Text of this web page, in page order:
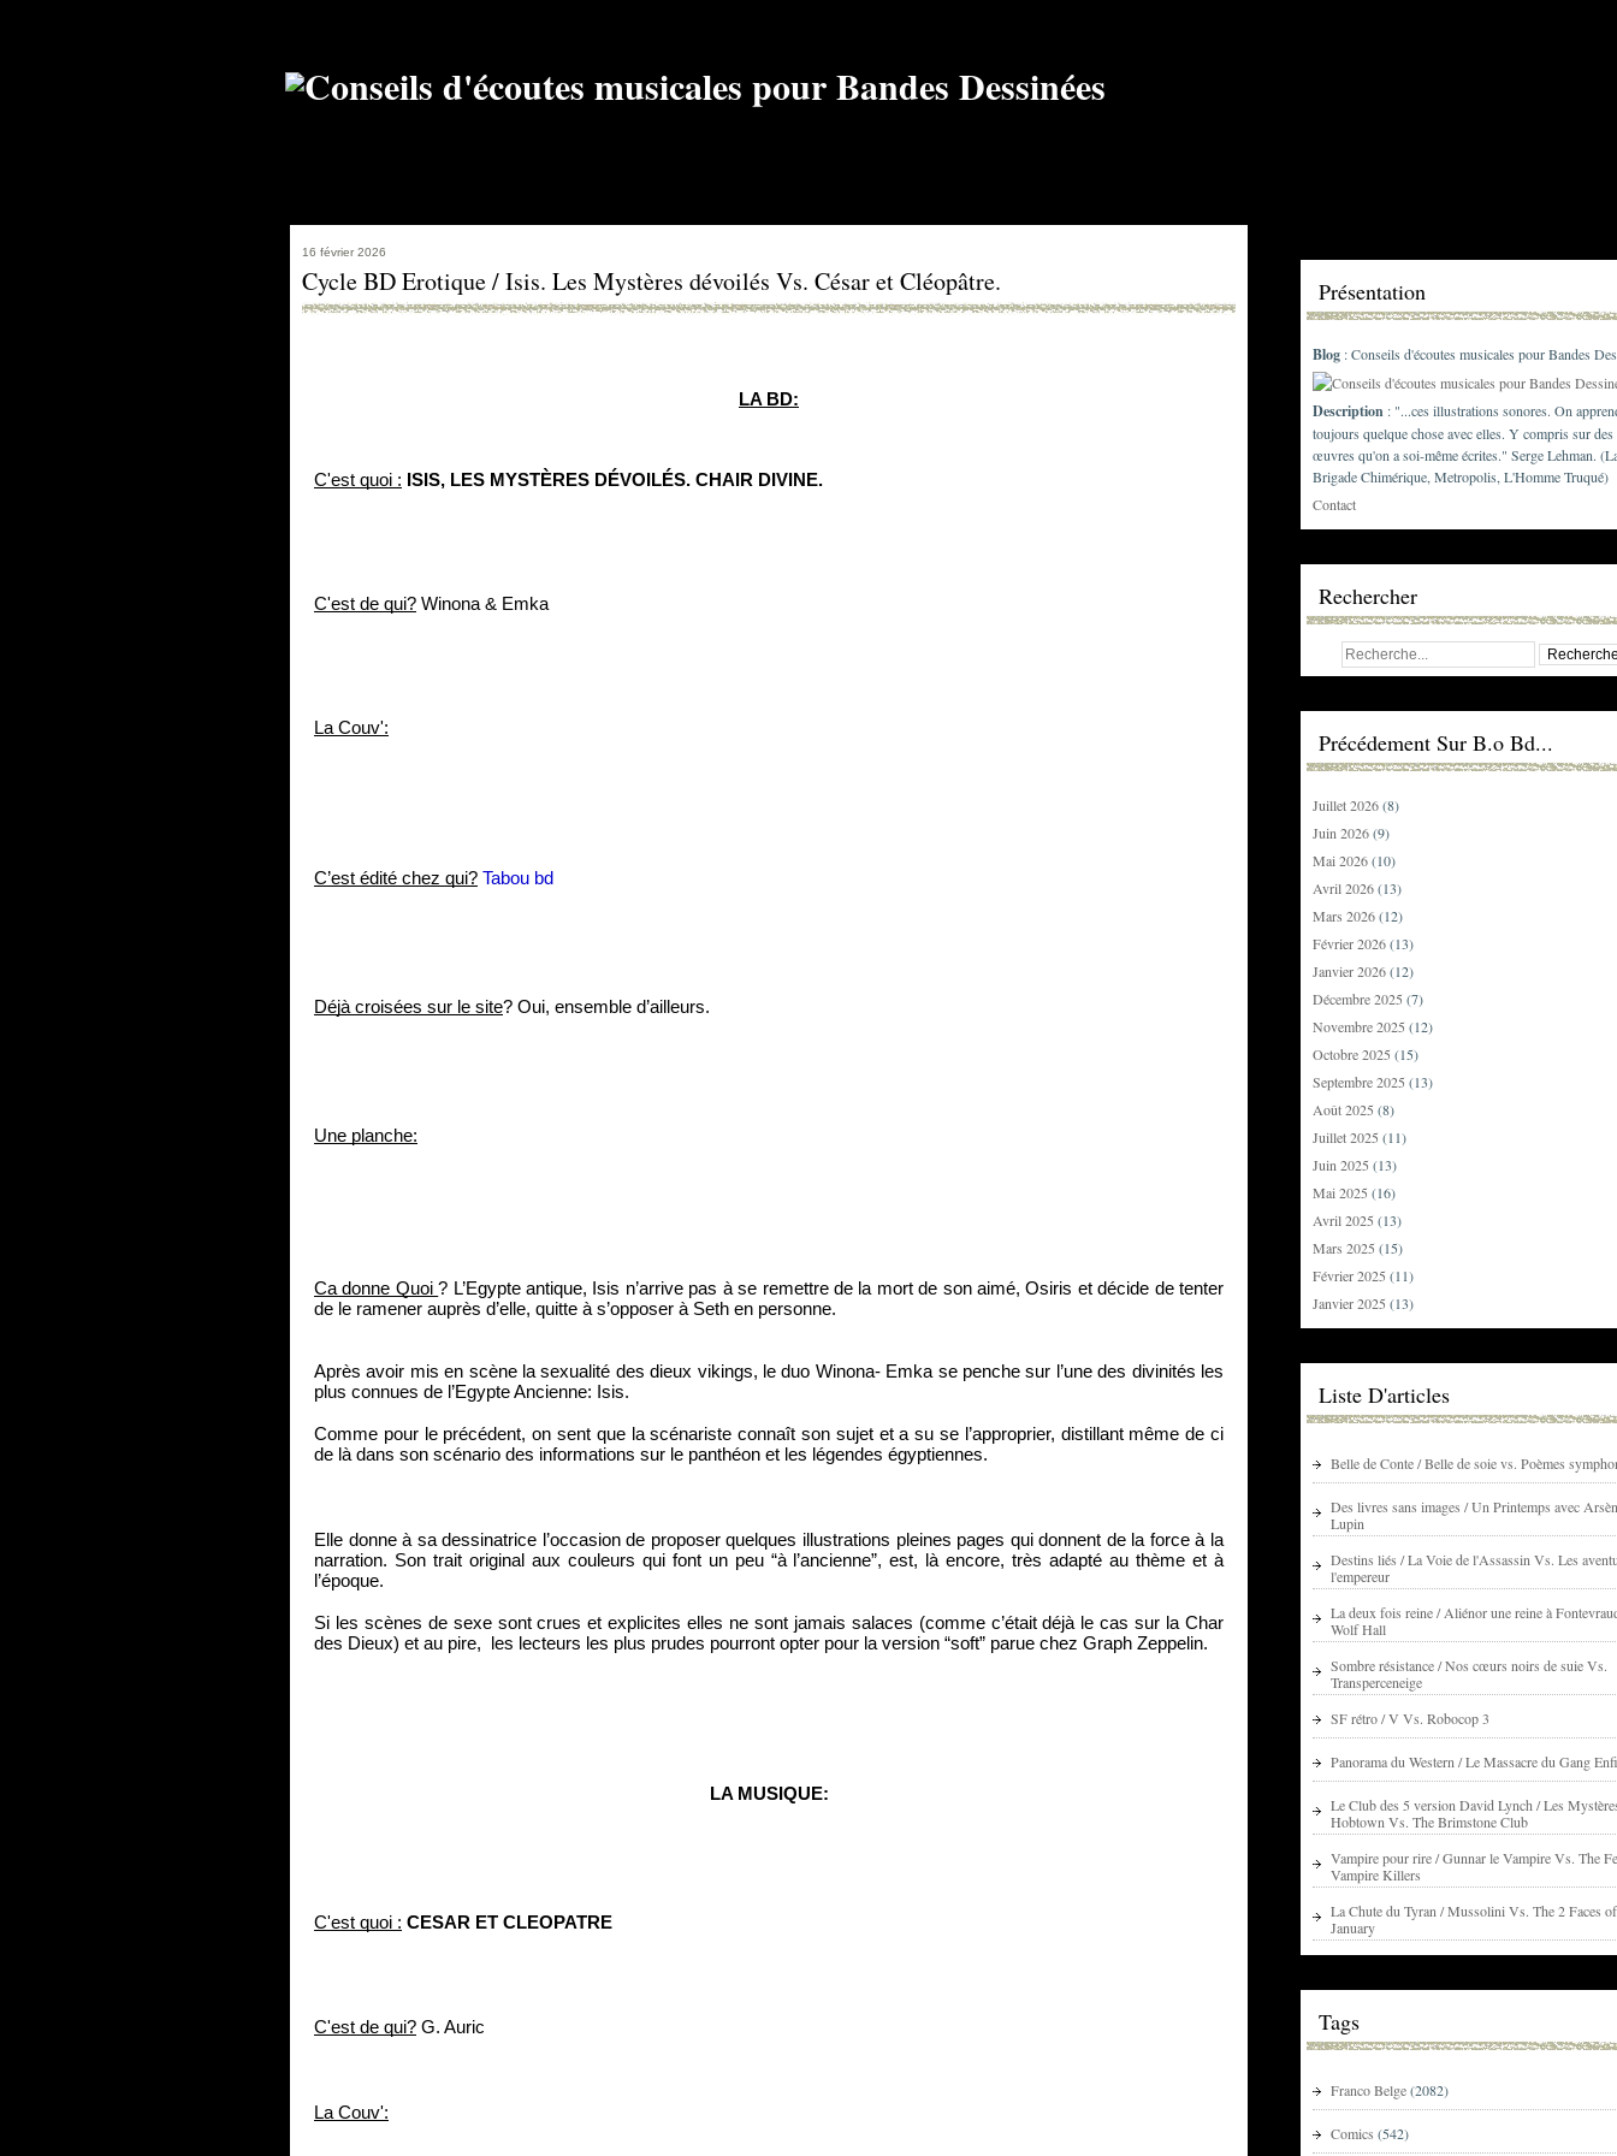
16 février 2026
Cycle BD Erotique / Isis. Les Mystères dévoilés Vs. César et Cléopâtre.
LA BD:
C'est quoi : ISIS, LES MYSTÈRES DÉVOILÉS. CHAIR DIVINE.
C'est de qui? Winona & Emka
La Couv':
C’est édité chez qui? Tabou bd
Déjà croisées sur le site? Oui, ensemble d’ailleurs.
Une planche:
Ca donne Quoi ? L’Egypte antique, Isis n’arrive pas à se remettre de la mort de son aimé, Osiris et décide de tenter
de le ramener auprès d’elle, quitte à s’opposer à Seth en personne.
Après avoir mis en scène la sexualité des dieux vikings, le duo Winona- Emka se penche sur l’une des divinités les
plus connues de l’Egypte Ancienne: Isis.
Comme pour le précédent, on sent que la scénariste connaît son sujet et a su se l’approprier, distillant même de ci
de là dans son scénario des informations sur le panthéon et les légendes égyptiennes.
Elle donne à sa dessinatrice l’occasion de proposer quelques illustrations pleines pages qui donnent de la force à la
narration. Son trait original aux couleurs qui font un peu “à l’ancienne”, est, là encore, très adapté au thème et à
l’époque.
Si les scènes de sexe sont crues et explicites elles ne sont jamais salaces (comme c’était déjà le cas sur la Char
des Dieux) et au pire,  les lecteurs les plus prudes pourront opter pour la version “soft” parue chez Graph Zeppelin.
LA MUSIQUE:
C'est quoi : CESAR ET CLEOPATRE
C'est de qui? G. Auric
La Couv':
Présentation
Blog : Conseils d'écoutes musicales pour Bandes
Description : "...ces illustrations sonores. On
toujours quelque chose avec elles. Y compris sur des
œuvres qu'on a soi-même écrites." Serge Lehman.
Brigade Chimérique, Metropolis, L'Homme Truqué)
Contact
Rechercher
Précédement Sur B.o Bd...
Juillet 2026(8)
Juin 2026(9)
Mai 2026(10)
Avril 2026(13)
Mars 2026(12)
Février 2026(13)
Janvier 2026(12)
Décembre 2025 (7)
Novembre 2025 (12)
Octobre 2025 (15)
Septembre 2025 (13)
Août 2025 (8)
Juillet 2025 (11)
Juin 2025 (13)
Mai 2025 (16)
Avril 2025 (13)
Mars 2025 (15)
Février 2025 (11)
Janvier 2025 (13)
Liste D'articles
Belle de Conte / Belle de soie vs. Poèmes
Des livres sans images / Un Printemps avec
Lupin
Destins liés / La Voie de l'Assassin Vs. Les
l'empereur
La deux fois reine / Aliénor une reine à
Wolf Hall
Sombre résistance / Nos cœurs noirs de suie Vs.
Transperceneige
SF rétro / V Vs. Robocop 3
Panorama du Western / Le Massacre du Gang
Le Club des 5 version David Lynch / Les
Hobtown Vs. The Brimstone Club
Vampire pour rire / Gunnar le Vampire Vs. The
Vampire Killers
La Chute du Tyran / Mussolini Vs. The 2 Faces of
January
Tags
Franco Belge(2082)
Comics (542)